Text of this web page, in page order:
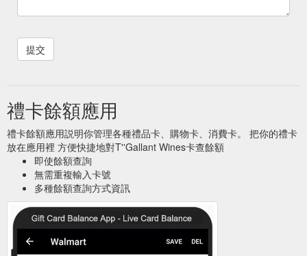
禮卡餘額應用
禮卡餘額應用説明你管理各種禮品卡、購物卡、消費卡。 把你的禮卡
放在應用裡 方便快捷地對T''Gallant Wines卡查餘額
即使餘額查詢
無需重複輸入卡號
多種餘額查詢方式資訊